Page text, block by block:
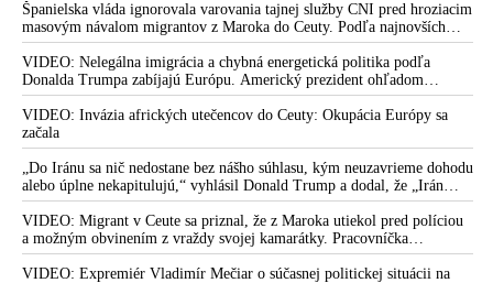
Španielska vláda ignorovala varovania tajnej služby CNI pred hroziacim
masovým návalom migrantov z Maroka do Ceuty. Podľa najnovších
správ preniklo do tejto španielskej exklávy na severe Afriky vyše 70-
tisíc migrantov
VIDEO: Nelegálna imigrácia a chybná energetická politika podľa
Donalda Trumpa zabíjajú Európu. Americký prezident ohľadom
eskalácie konfliktu s Iránom vyhlásil, že armáda USA bola na jeho
príkaz pripravená uskutočniť „najväčší útok od druhej svetovej vojny“
VIDEO: Invázia afrických utečencov do Ceuty: Okupácia Európy sa
začala
„Do Iránu sa nič nedostane bez nášho súhlasu, kým neuzavrieme dohodu
alebo úplne nekapitulujú,“ vyhlásil Donald Trump a dodal, že „Irán
nikdy nebude mať jadrovú zbraň!“
VIDEO: Migrant v Ceute sa priznal, že z Maroka utiekol pred políciou
a možným obvinením z vraždy svojej kamarátky. Pracovníčka
migračného centra v Ceute medzitým potvrdila, že väčšina utečencov v
meste pochádza zo subsaharskej Afriky, ale taktiež z Bangladéša a
VIDEO: Expremiér Vladimír Mečiar o súčasnej politickej situácii na